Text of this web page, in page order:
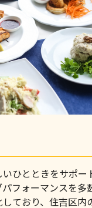
ひとときをサポ
フォーマンスを多
ており、住吉区